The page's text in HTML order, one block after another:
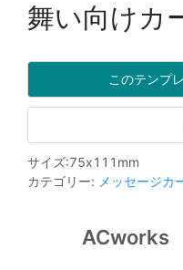
舞い向けカ
このテンプ
サイズ:75x111 mm
カテゴリー: メッセージカ
ACworks